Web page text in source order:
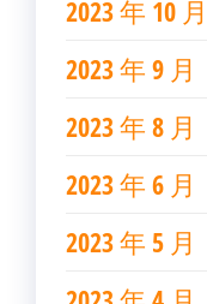
2023 年 10 月
2023 年 9 月
2023 年 8 月
2023 年 6 月
2023 年 5 月